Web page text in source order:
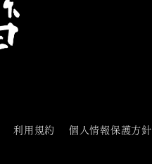
利用規約 個人情報保護方針